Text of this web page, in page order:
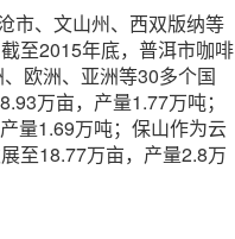
市、文山州、西双版纳等
至2015年底，普洱市咖啡
欧洲、亚洲等30多个国
万亩，产量1.77万吨；
量1.69万吨；保山作为云
至18.77万亩，产量2.8万